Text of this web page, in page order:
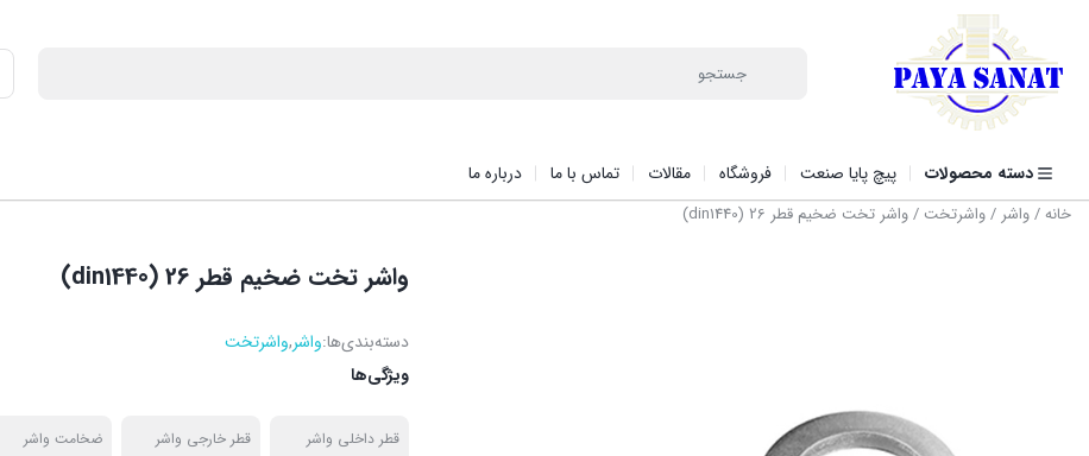
دسته محصولات پیچ پایا صنعت فروشگاه مقالات تماس با ما درباره ما
خانه/واشر /واشرتخت / واشر تخت ضخیم قطر 26 (din1440)
واشر تخت ضخیم قطر 26 (din1440)
دسته‌بندی‌ها:واشر,واشرتخت
ویژگی‌ها
قطر داخلی واشر قطر خارجی واشر ضخامت واشر